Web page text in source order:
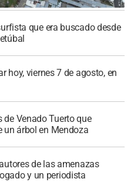
que era buscado desde
hoy, viernes 7 de agosto, en
de Venado Tuerto que
un árbol en Mendoza
de las amenazas
y un periodista